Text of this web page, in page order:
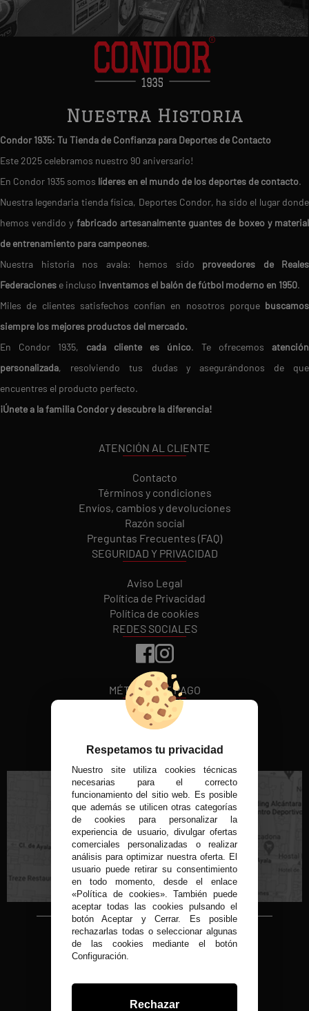
Nuestra Historia
Condor 1935: Tu Tienda de Confianza para Deportes de Contacto
Este 2025 celebramos nuestro 90 aniversario!
En Condor 1935 somos líderes en el mundo de los deportes de contacto.
Nuestra legendaria tienda física, Deportes Condor, ha sido el lugar donde
hemos vendido y fabricado artesanalmente guantes de boxeo y material
de entrenamiento para campeones.
Nuestra historia nos avala: hemos sido proveedores de Reales
Federaciones e incluso inventamos el balón de fútbol moderno en 1950.
Miles de clientes satisfechos confían en nosotros porque buscamos
siempre los mejores productos del mercado.
En Condor 1935, cada cliente es único. Te ofrecemos atención
personalizada, resolviendo tus dudas y asegurándonos de que
encuentres el producto perfecto.
¡Únete a la familia Condor y descubre la diferencia!
ATENCIÓN AL CLIENTE
Contacto
Términos y condiciones
Envíos, cambios y devoluciones
Razón social
Preguntas Frecuentes (FAQ)
SEGURIDAD Y PRIVACIDAD
Aviso Legal
Política de Privacidad
Política de cookies
REDES SOCIALES
MÉTODOS DE PAGO
VISITA NUESTRA TIENDA FÍSICA
C/ Conde de Peñalver, 22 MADRID
Copyright © 2015-2026
Condor 1935.
Todos nuestros precios son IVA Incluido
Desarrollado por
Respetamos tu privacidad
Nuestro site utiliza cookies técnicas
necesarias para el correcto
funcionamiento del sitio web. Es posible
que además se utilicen otras categorías
de cookies para personalizar la
experiencia de usuario, divulgar ofertas
comerciales personalizadas o realizar
análisis para optimizar nuestra oferta. El
usuario puede retirar su consentimiento
en todo momento, desde el enlace
«Política de cookies». También puede
aceptar todas las cookies pulsando el
botón Aceptar y Cerrar. Es posible
rechazarlas todas o seleccionar algunas
de las cookies mediante el botón
Configuración.
Rechazar